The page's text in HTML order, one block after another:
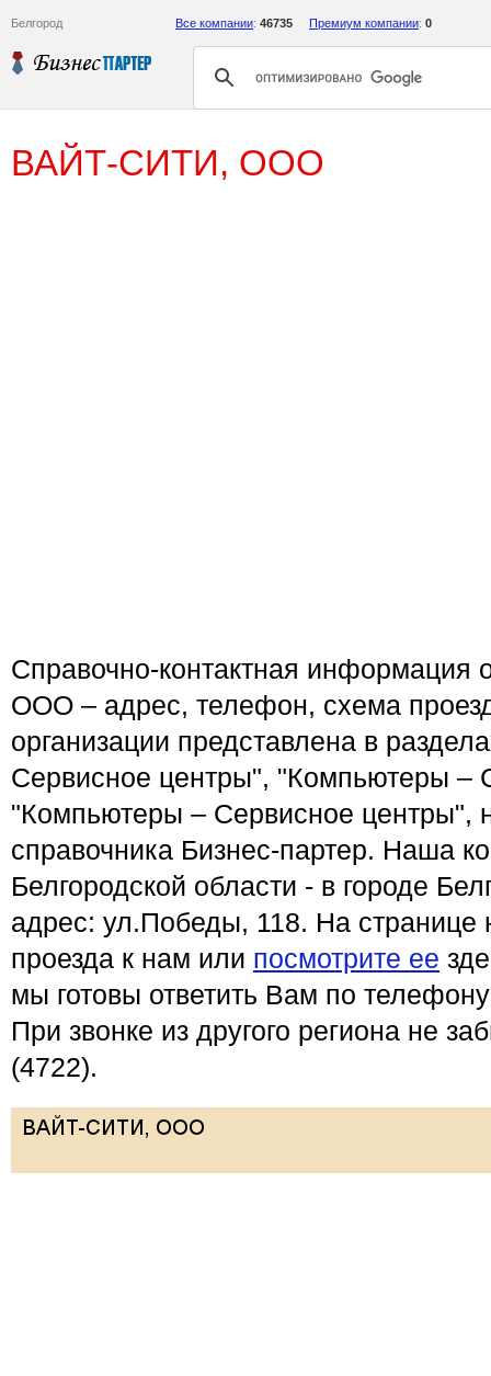
Белгород Все компании: 46735 Премиум компании: 0
ВАЙТ-СИТИ, ООО
Справочно-контактная
ООО – адрес, телефон, схема
организации представлена в
Сервисное центры", "Компьютеры –
"Компьютеры – Сервисное центры",
справочника Бизнес-партер. Наша
Белгородской области - в городе
адрес: ул.Победы, 118. На странице
проезда к нам или посмотрите ее
мы готовы ответить Вам по
При звонке из другого региона не
(4722).